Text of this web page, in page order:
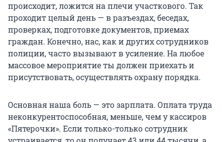
происходит, ложится на плечи участкового. Так
проходит целый день — в разъездах, беседах,
проверках, подготовке документов, приемах
граждан. Конечно, нас, как и других сотрудников
полиции, часто вызывают в усиление. На любое
массовое мероприятие ты должен приехать и
присутствовать, осуществлять охрану порядка.
Основная наша боль — это зарплата. Оплата труда
неконкурентоспособная, меньше, чем у кассиров
«Пятерочки». Если только-только сотрудник